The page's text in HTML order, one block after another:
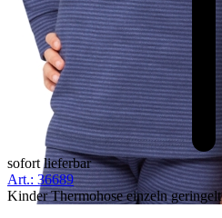
sofort lieferbar
Art.: 36689
Kinder Thermohose einzeln geringelt